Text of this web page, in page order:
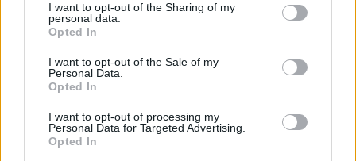
not limited to your visit or usage behaviour. You may click to
grant or deny consent to Google and its third-party tags to
use your data for below specified purposes in below Google
consent section.
I want to opt-out of the Sharing of my
personal data.
Opted In
I want to opt-out of the Sale of my
Personal Data.
Opted In
I want to opt-out of processing my
Personal Data for Targeted Advertising.
Opted In